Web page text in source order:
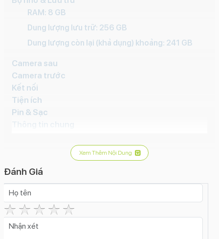
RAM: 8 GB
Dung lượng lưu trữ: 256 GB
Dung lượng còn lại (khả dụng) khoảng: 241 GB
Camera sau
Camera trước
Kết nối
Tiện ích
Pin & Sạc
Thông tin chung
Quay phim:4K 2160p@30fpsHD
2160p@60fps4K 2160p@25fps4K
2160p@24fps
Xem Thêm Nội Dung
Đánh Giá